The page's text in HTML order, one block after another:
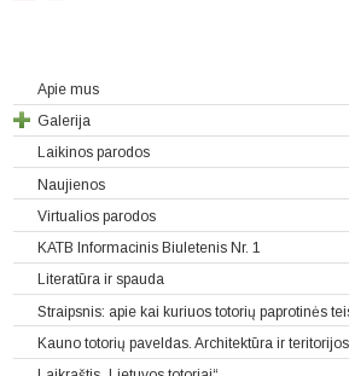
Apie mus
Galerija
Laikinos parodos
Naujienos
Virtualios parodos
KATB Informacinis Biuletenis Nr. 1
Literatūra ir spauda
Straipsnis: apie kai kuriuos totorių paprotinės
Kauno totorių paveldas. Architektūra ir teritorijos